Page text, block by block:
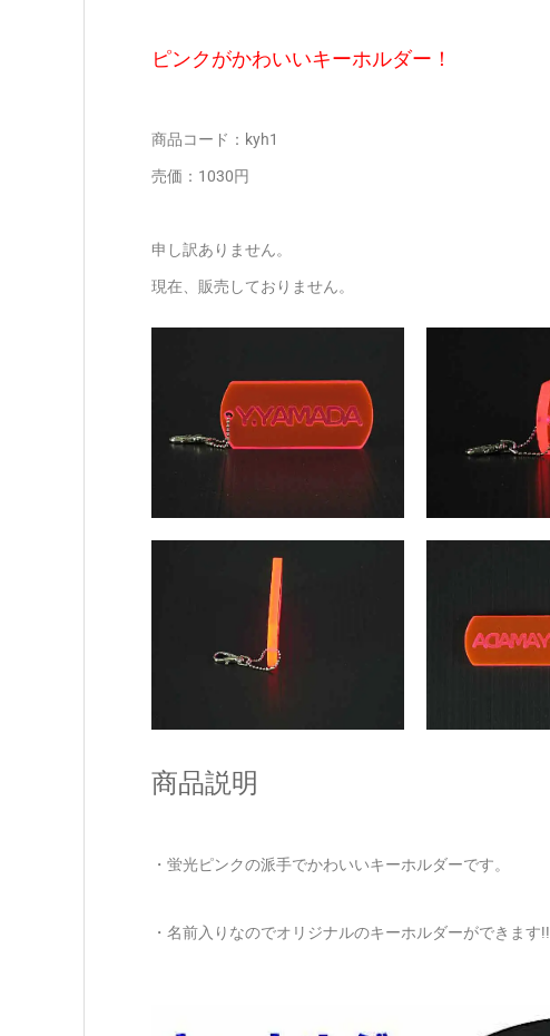
ピンクがかわいいキーホルダー！
商品コード：kyh1
売価：1030円
申し訳ありません。
現在、販売しておりません。
商品説明
・蛍光ピンクの派手でかわいいキーホルダーです。
・名前入りなのでオリジナルのキーホルダーができます!!